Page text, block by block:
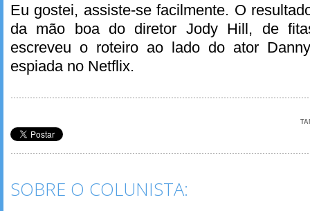
Eu gostei, assiste-se facilmente. O
da mão boa do diretor Jody Hill, de
escreveu o roteiro ao lado do ator
espiada no Netflix.
SOBRE O COLUNISTA: